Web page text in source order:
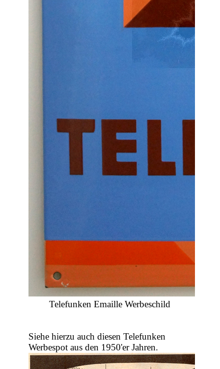
Telefunken Emaille Werbeschild
Siehe hierzu auch diesen Telefunken
Werbespot aus den 1950'er Jahren.